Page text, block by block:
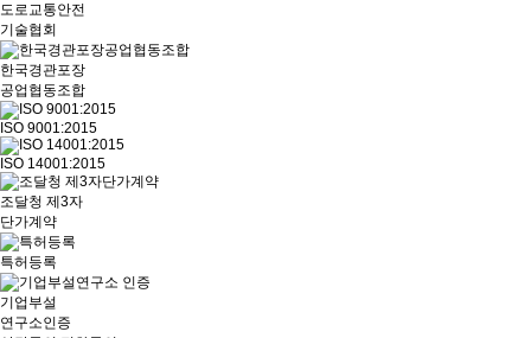
도로교통안전
기술협회
한국경관포장
공업협동조합
ISO 9001:2015
ISO 14001:2015
조달청 제3자
단가계약
특허등록
기업부설
연구소인증